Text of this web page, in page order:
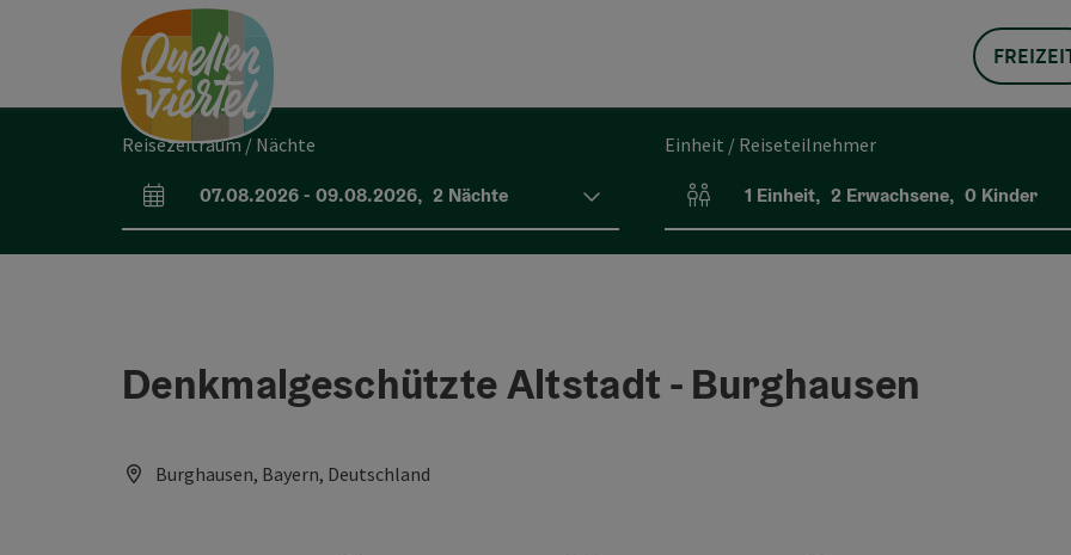
Zum InhaltAccesskey
[0]
Zur NavigationAccesskey
Zum Seitenanfang Accesskey
Reisezeitraum / Nächte
An- und Abreisefelder
07.08.2026- 09.08.2026, 2 Nächte
Einheit / Reiseteilnehmer
Einheitenanzahl und Personenfelder
1 Einheit, 2 Erwachsene, 0 Kinder
Denkmalgeschützte Altstadt - Burghausen
Burghausen, Bayern, Deutschland